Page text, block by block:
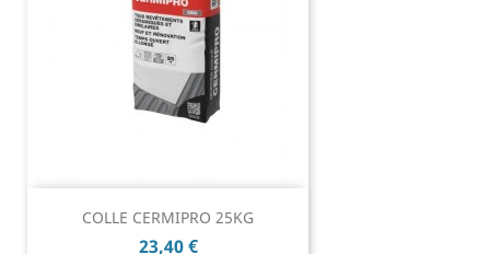
COLLE CERMIPRO 25KG
Prix
23,40 €